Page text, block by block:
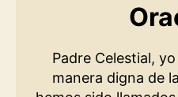
Padre Celestial,
manera digna de